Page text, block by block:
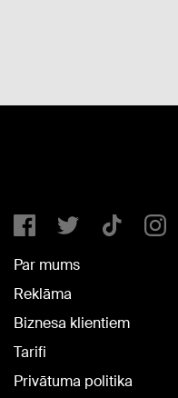
Par mums
Reklāma
Biznesa klientiem
Tarifi
Privātuma politika